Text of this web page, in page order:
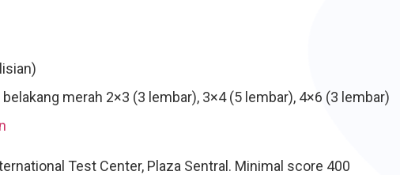
merah 2×3 (3 lembar), 3×4 (5 lembar), 4×6 (3 lembar)
Test Center, Plaza Sentral. Minimal score 400